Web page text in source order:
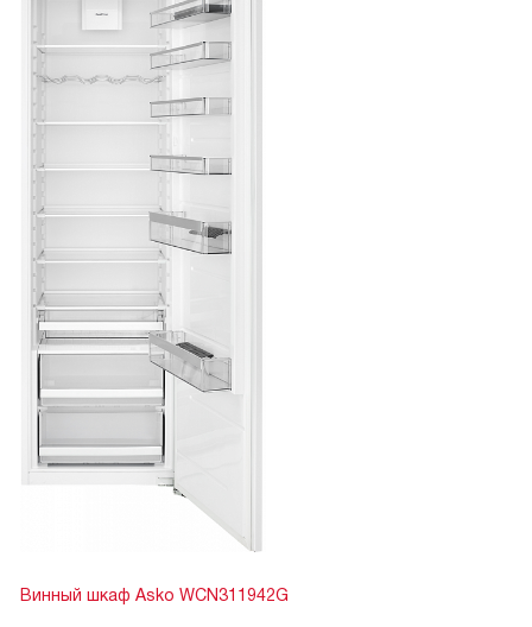
Винный шкаф Asko WCN311942G